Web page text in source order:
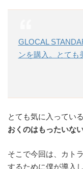
GLOCAL
ンを購入。とても
とても気に入ってい
おくのはもったいな
そこで今回は、カト
するために僕が導入